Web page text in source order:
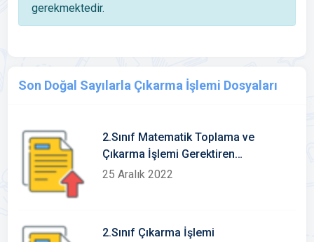
gerekmektedir.
Son Doğal Sayılarla Çıkarma İşlemi Dosyaları
2.Sınıf Matematik Toplama ve
Çıkarma İşlemi Gerektiren
Problemler(40 soru) Cevap Anahtarlı
25 Aralık 2022
2.Sınıf Çıkarma İşlemi